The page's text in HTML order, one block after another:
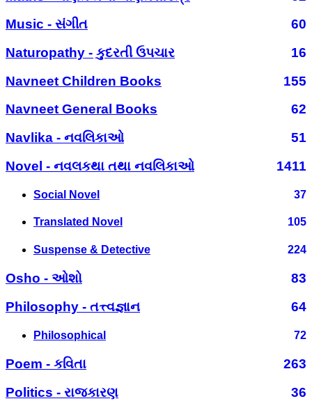
Music - સંગીત
60
Naturopathy - કુદરતી ઉપચાર
16
Navneet Children Books
155
Navneet General Books
62
Navlika - નવલિકાઓ
51
Novel - નવલકથા તથા નવલિકાઓ
1411
Social Novel 37
Translated Novel 105
Suspense & Detective 224
Osho - ઓશો
83
Philosophy - તત્ત્વજ્ઞાન
64
Philosophical 72
Poem - કવિતા
263
Politics - રાજકારણ
36